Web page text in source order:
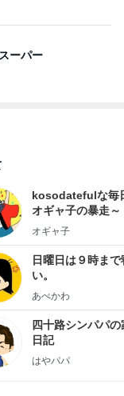
ーパー
kosodatefulな毎
オギャ子の暴走～
オギャ子
日曜日は９時まで
い。
あべかわ
四十路シンパパの
日記
はやパパ